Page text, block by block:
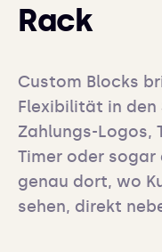
Rack
Custom Blocks
Flexibilität in den
Zahlungs-Logos,
Timer oder sogar
genau dort, wo
sehen, direkt